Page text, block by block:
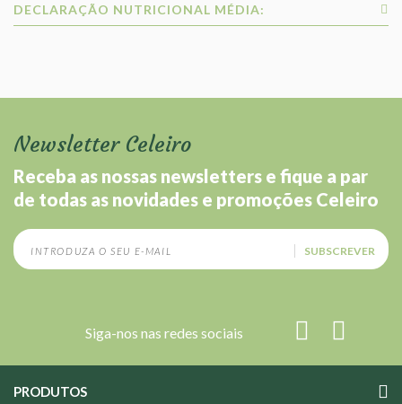
DECLARAÇÃO NUTRICIONAL MÉDIA:
Newsletter Celeiro
Receba as nossas newsletters e fique a par
de todas as novidades e promoções Celeiro
SUBSCREVER
Siga-nos nas redes sociais
PRODUTOS